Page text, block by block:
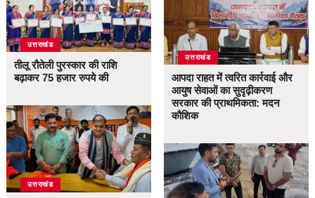
उत्तराखंड
तीलू रौतेली पुरस्कार की राशि
बढ़ाकर 75 हजार रुपये की
उत्तराखंड
उत्तराखंड
आपदा राहत में त्वरित कार्रवाई और
आयुष सेवाओं का सुदृढ़ीकरण
सरकार की प्राथमिकता: मदन
कौशिक